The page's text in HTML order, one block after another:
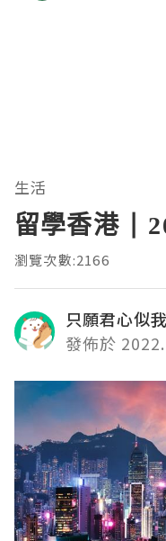
生活
留學香港 |
瀏覽次數:2166
只願君心似
發佈於